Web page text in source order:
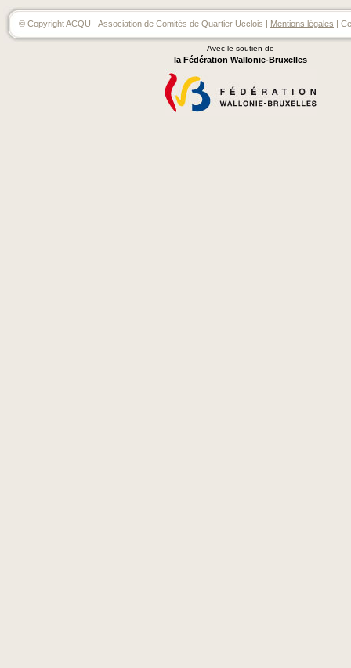
© Copyright ACQU - Association de Comités de Quartier Ucclois | Mentions légales |
Avec le soutien de
la Fédération Wallonie-Bruxelles